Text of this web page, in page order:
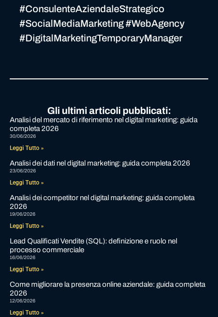
#ConsulenteAziendaleStrategico
#SocialMediaMarketing #WebAgency
#DigitalMarketingTemporaryManager
Gli ultimi articoli pubblicati:
Analisi del mercato di riferimento nel digital marketing: guida
completa 2026
30/06/2026
Leggi Tutto »
Analisi dei dati nel digital marketing: guida completa 2026
23/06/2026
Leggi Tutto »
Analisi dei competitor nel digital marketing: guida completa
2026
19/06/2026
Leggi Tutto »
Lead Qualificati Vendite (SQL): definizione e ruolo nel
processo commerciale
16/06/2026
Leggi Tutto »
Come migliorare la presenza online aziendale: guida completa
2026
12/06/2026
Leggi Tutto »